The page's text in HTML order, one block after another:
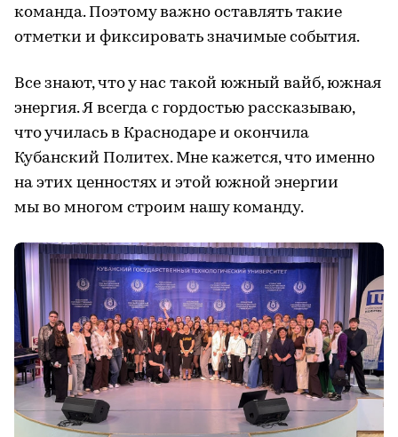
команда. Поэтому важно оставлять такие
отметки и фиксировать значимые события.
Все знают, что у нас такой южный вайб, южная
энергия. Я всегда с гордостью рассказываю,
что училась в Краснодаре и окончила
Кубанский Политех. Мне кажется, что именно
на этих ценностях и этой южной энергии
мы во многом строим нашу команду.